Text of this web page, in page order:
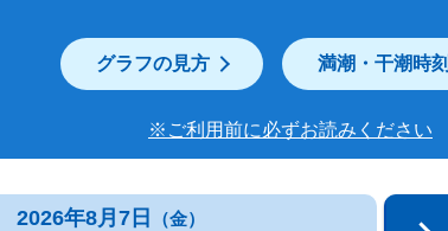
グラフの見方 満潮・干潮時刻
※ご利用前に必ずお読みください
2026年8月7日 （金）